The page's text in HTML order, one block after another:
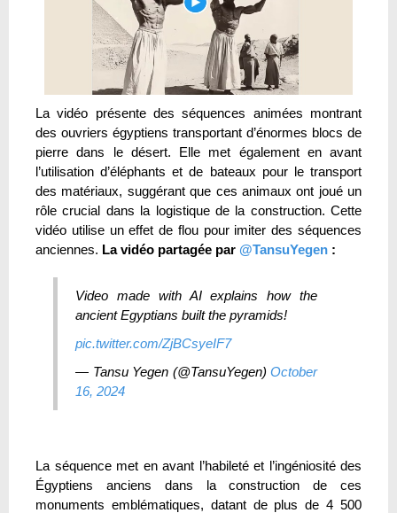
La vidéo présente des séquences animées montrant
des ouvriers égyptiens transportant d’énormes blocs de
pierre dans le désert. Elle met également en avant
l’utilisation d’éléphants et de bateaux pour le transport
des matériaux, suggérant que ces animaux ont joué un
rôle crucial dans la logistique de la construction. Cette
vidéo utilise un effet de flou pour imiter des séquences
anciennes. La vidéo partagée par @TansuYegen :
Video made with AI explains how the
ancient Egyptians built the pyramids!
pic.twitter.com/ZjBCsyeIF7
— Tansu Yegen (@TansuYegen) October
16, 2024
La séquence met en avant l’habileté et l’ingéniosité des
Égyptiens anciens dans la construction de ces
monuments emblématiques, datant de plus de 4 500